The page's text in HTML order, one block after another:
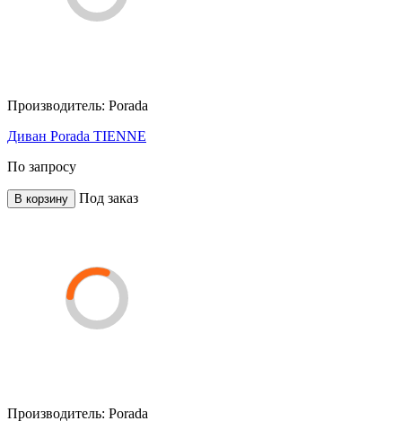
Производитель: Porada
Диван Porada TIENNE
По запросу
В корзину Под заказ
Производитель: Porada